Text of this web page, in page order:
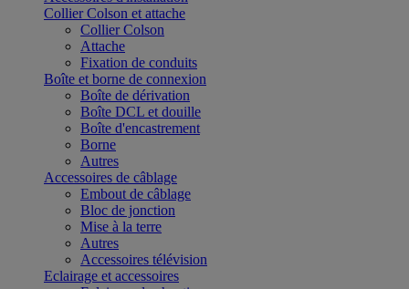
Collier Colson et attache
Collier Colson
Attache
Fixation de conduits
Boîte et borne de connexion
Boîte de dérivation
Boîte DCL et douille
Boîte d'encastrement
Borne
Autres
Accessoires de câblage
Embout de câblage
Bloc de jonction
Mise à la terre
Autres
Accessoires télévision
Eclairage et accessoires